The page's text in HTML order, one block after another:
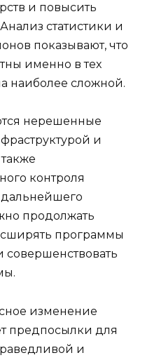
и повысить
статистики и
показывают, что
именно в тех
наиболее сложной.
нерешенные
и
контроля
продолжать
программы
совершенствовать
изменение
предпосылки для
и